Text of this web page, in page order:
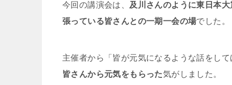
今回の講演会は、 及川さんのように東日本
張っている皆さんとの一期一会の場でした。
主催者から「皆が元気になるような話をし
皆さんから元気をもらった気がしました。